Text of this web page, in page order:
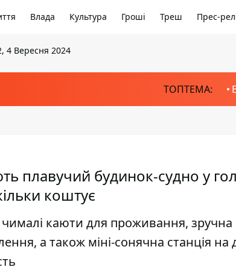
Влада Культура Гроші Треш Прес-
4 Вересня 2024
ТОПТЕМА:
плавучий будинок-судно у
коштує
чималі каюти для проживання,
а також міні-сонячна станція на